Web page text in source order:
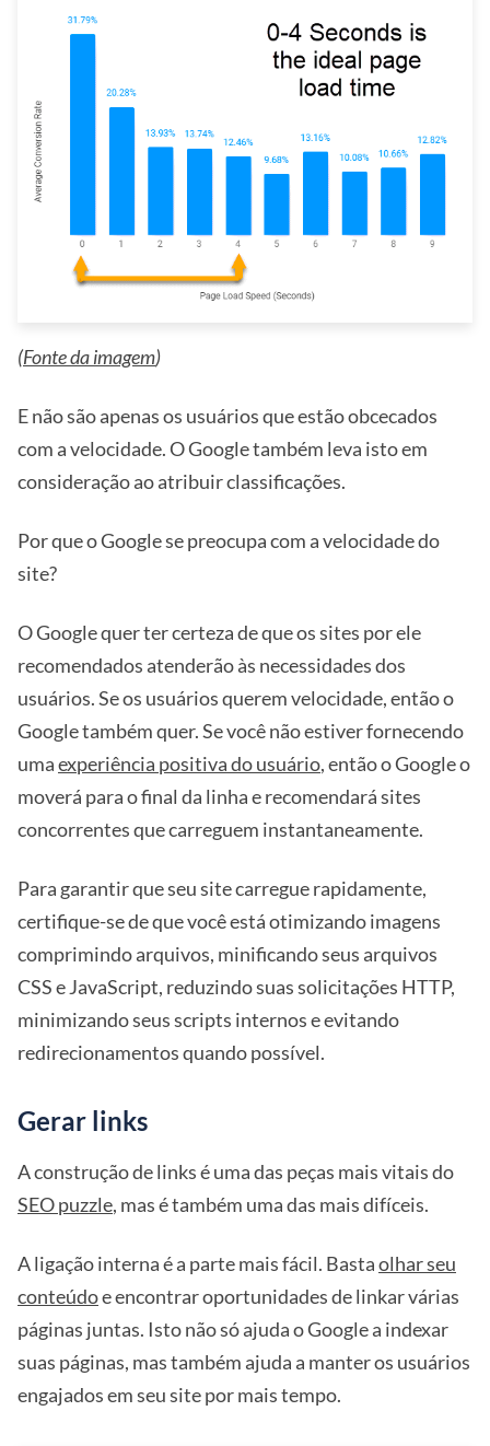
(Fonte da imagem)
E não são apenas os usuários que estão obcecados
com a velocidade. O Google também leva isto em
consideração ao atribuir classificações.
Por que o Google se preocupa com a velocidade do
site?
O Google quer ter certeza de que os sites por ele
recomendados atenderão às necessidades dos
usuários. Se os usuários querem velocidade, então o
Google também quer. Se você não estiver fornecendo
umaexperiência positiva do usuário, então o Google o
moverá para o final da linha e recomendará sites
concorrentes que carreguem instantaneamente.
Para garantir que seu site carregue rapidamente,
certifique-se de que você está otimizando imagens
comprimindo arquivos, minificando seus arquivos
CSS e JavaScript, reduzindo suas solicitações HTTP,
minimizando seus scripts internos e evitando
redirecionamentos quando possível.
Gerar links
A construção de links é uma das peças mais vitais do
SEO puzzle, mas é também uma das mais difíceis.
A ligação interna é a parte mais fácil. Bastaolhar seu
conteúdoe encontrar oportunidades de linkar várias
páginas juntas. Isto não só ajuda o Google a indexar
suas páginas, mas também ajuda a manter os usuários
engajados em seu site por mais tempo.